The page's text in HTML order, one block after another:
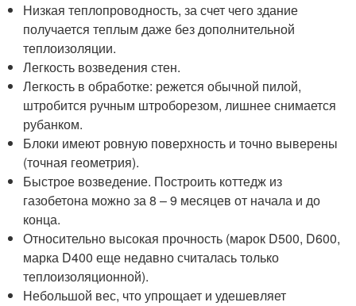
Низкая теплопроводность, за счет чего здание
получается теплым даже без дополнительной
теплоизоляции.
Легкость возведения стен.
Легкость в обработке: режется обычной пилой,
штробится ручным штроборезом, лишнее снимается
рубанком.
Блоки имеют ровную поверхность и точно выверены
(точная геометрия).
Быстрое возведение. Построить коттедж из
газобетона можно за 8 – 9 месяцев от начала и до
конца.
Относительно высокая прочность (марок D500, D600,
марка D400 еще недавно считалась только
теплоизоляционной).
Небольшой вес, что упрощает и удешевляет